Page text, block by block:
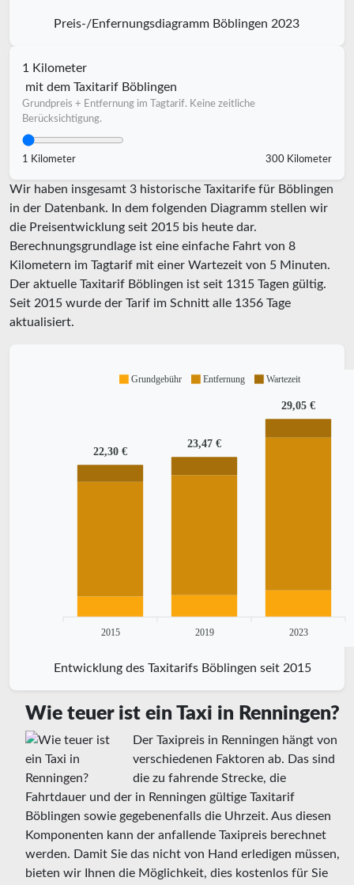
Preis-/Enfernungsdiagramm Böblingen 2023
1 Kilometer
mit dem Taxitarif Böblingen
Grundpreis + Entfernung im Tagtarif. Keine zeitliche
Berücksichtigung.
1 Kilometer 300 Kilometer
Wir haben insgesamt 3 historische Taxitarife für Böblingen
in der Datenbank. In dem folgenden Diagramm stellen wir
die Preisentwicklung seit 2015 bis heute dar.
Berechnungsgrundlage ist eine einfache Fahrt von 8
Kilometern im Tagtarif mit einer Wartezeit von 5 Minuten.
Der aktuelle Taxitarif Böblingen ist seit 1315 Tagen gültig.
Seit 2015 wurde der Tarif im Schnitt alle 1356 Tage
aktualisiert.
22,30 €
23,47 €
29,05 €
2015 2019 2023
Grundgebühr Entfernung Wartezeit
Entwicklung des Taxitarifs Böblingen seit 2015
Wie teuer ist ein Taxi in Renningen?
Der Taxipreis in Renningen hängt von
verschiedenen Faktoren ab. Das sind
die zu fahrende Strecke, die
Fahrtdauer und der in Renningen gültige Taxitarif
Böblingen sowie gegebenenfalls die Uhrzeit. Aus diesen
Komponenten kann der anfallende Taxipreis berechnet
werden. Damit Sie das nicht von Hand erledigen müssen,
bieten wir Ihnen die Möglichkeit, dies kostenlos für Sie